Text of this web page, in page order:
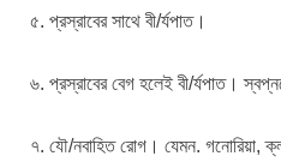
৫. প্রস্রাবের সাথে বী/র্যপাত।
৬. প্রস্রাবের বেগ হলেই বী/র্যপাত।
৭. যৌ/নবাহিত রোগ। যেমন. গনোরিয়া,